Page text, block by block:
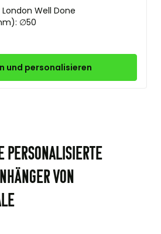
Well Done
∅50
und personalisieren
personalisierte
von